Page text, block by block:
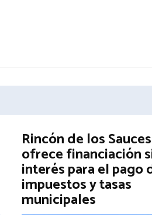
Rincón de los Sauces
ofrece financiación
interés para el pago
impuestos y tasas
municipales